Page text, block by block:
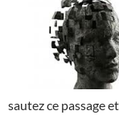
sautez ce passage